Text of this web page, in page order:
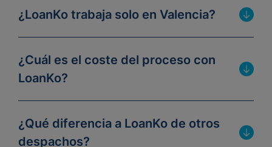
¿LoanKo trabaja solo en Valencia?
¿Cuál es el coste del proceso con
LoanKo?
¿Qué diferencia a LoanKo de otros
despachos?